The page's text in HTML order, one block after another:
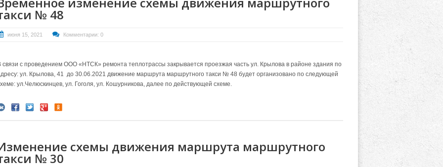
№ 48
июня 15, 2021 Комментарии: 0
связи с проведением ООО «НТСК» ремонта теплотрассы закрывается проезжая часть ул. Крылова в районе здания по
ул. Крылова, 41 до 30.06.2021 движение маршрута маршрутного такси № 48 будет организовано по следующей
ул.Челюскинцев, ул. Гоголя, ул. Кошурникова , далее по действующей схеме.
схемы движения маршрута маршрутного
№ 30